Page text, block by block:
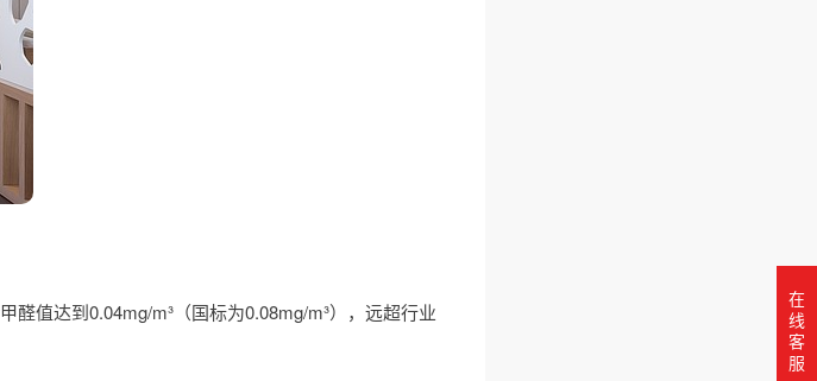
值达到0.04mg/m³（国标为0.08mg/m³），远超行业
在
线
客
服